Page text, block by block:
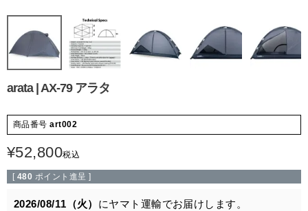
arata | AX-79 アラタ
商品番号 art002
¥52,800税込
[ 480 ポイント進呈 ]
2026/08/11（火） にヤマト運輸でお届けします。